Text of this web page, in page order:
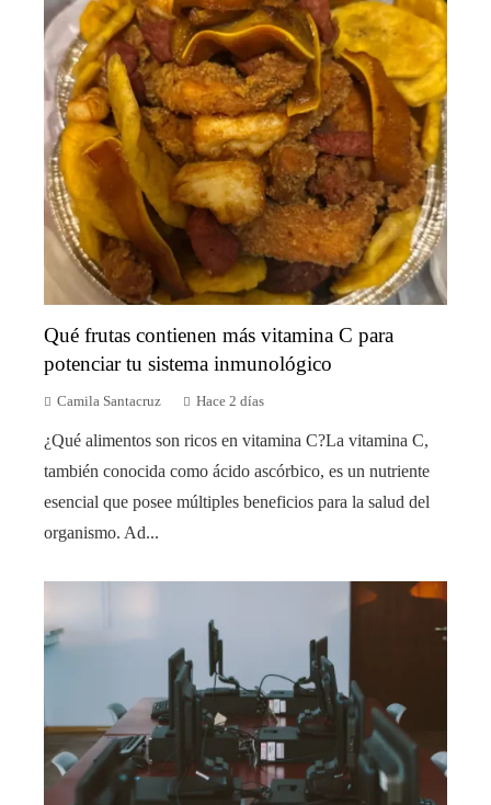
Qué frutas contienen más vitamina C para
potenciar tu sistema inmunológico
Camila Santacruz Hace 2 días
¿Qué alimentos son ricos en vitamina C?La vitamina C,
también conocida como ácido ascórbico, es un nutriente
esencial que posee múltiples beneficios para la salud del
organismo. Ad...